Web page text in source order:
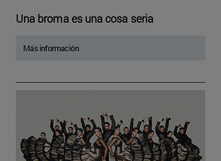
Una broma es una cosa seria
Más información